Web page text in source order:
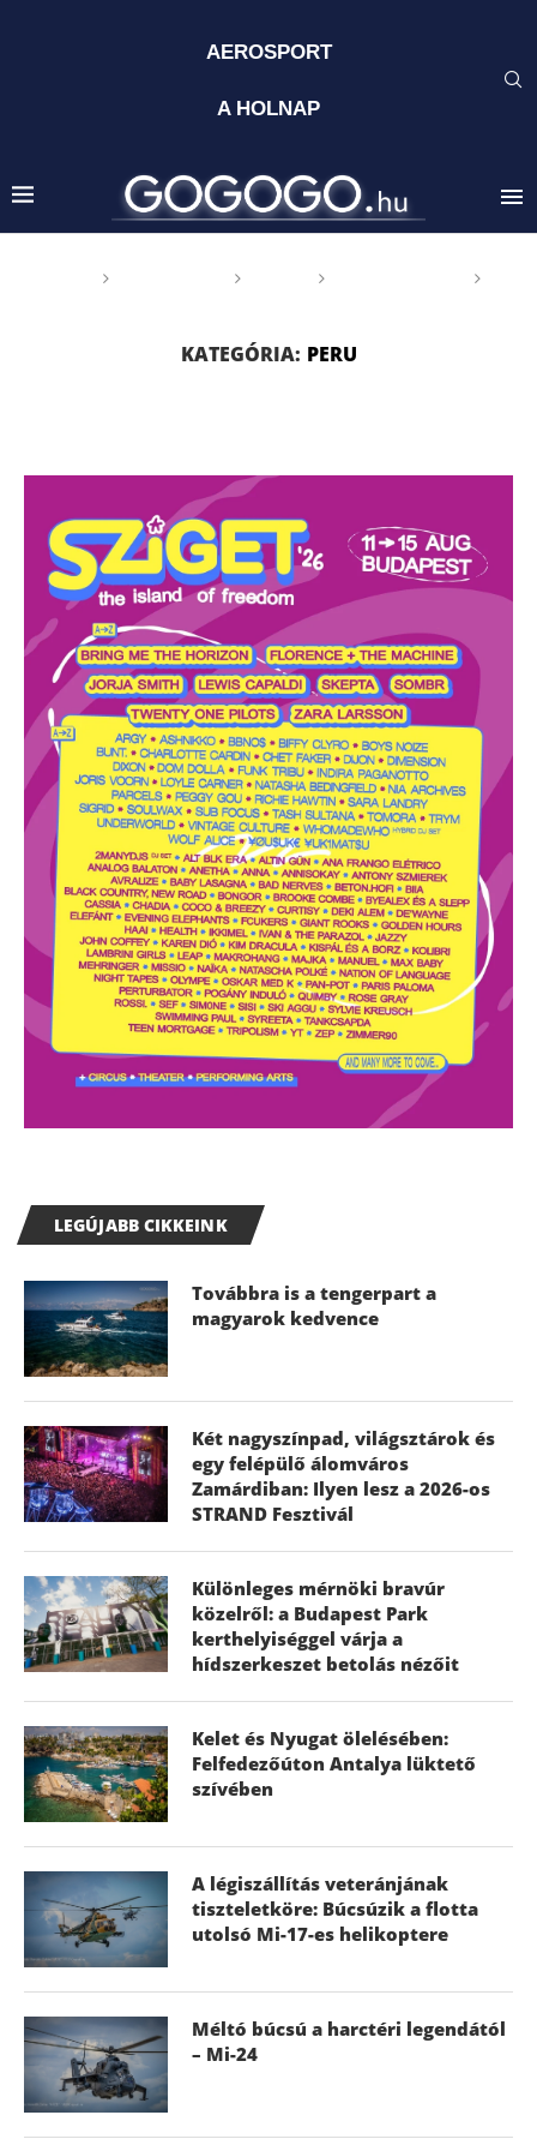
AEROSPORT
A HOLNAP
KATEGÓRIA: PERU
LEGÚJABB CIKKEINK
Továbbra is a tengerpart a
magyarok kedvence
Két nagyszínpad, világsztárok és
egy felépülő álomváros
Zamárdiban: Ilyen lesz a 2026-os
STRAND Fesztivál
Különleges mérnöki bravúr
közelről: a Budapest Park
kerthelyiséggel várja a
hídszerkeszet betolás nézőit
Kelet és Nyugat ölelésében:
Felfedezőúton Antalya lüktető
szívében
A légiszállítás veteránjának
tiszteletköre: Búcsúzik a flotta
utolsó Mi-17-es helikoptere
Méltó búcsú a harctéri legendától
– Mi-24